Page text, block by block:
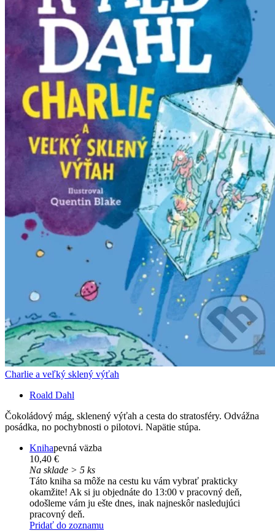
Charlie a veľký sklený výťah
Roald Dahl
Čokoládový mág, sklenený výťah a cesta do stratosféry. Odvážna
posádka, no pochybnosti o pilotovi. Napätie stúpa.
Knihapevná väzba
10,40 €
Na sklade > 5 ks
Táto kniha sa môže na cestu ku vám vybrať prakticky
okamžite! Ak si ju objednáte do 13:00 v pracovný deň,
odošleme vám ju ešte dnes, inak najneskôr nasledujúci
pracovný deň.
Pridať do zoznamu